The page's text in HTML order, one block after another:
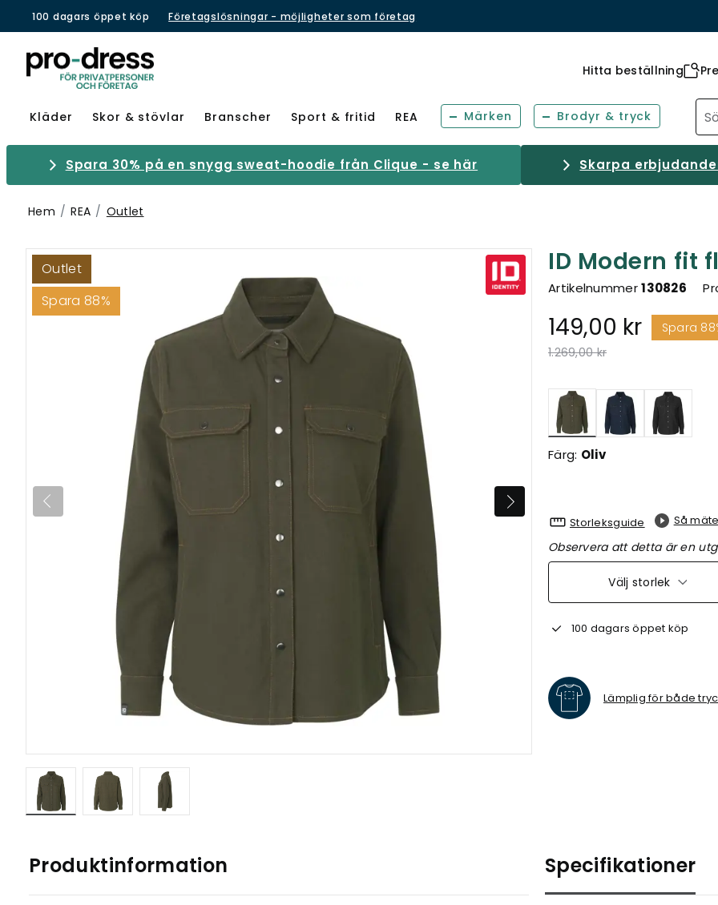
100 dagars öppet köp Företagslösningar - möjligheter som företag
Hitta beställning
Kläder Skor & stövlar Branscher Sport & fritid REA Märken Brodyr & tryck
Spara 30% på en snygg sweat-hoodie från Clique - se här Skarpa
Hem REA Outlet
Outlet
Spara 88%
ID Modern fit
Artikelnummer130826
149,00 kr
Spara
Pris nedsatt från
1.269,00 krtill
Valda
Färg: Oliv
Storleksguide Så
Observera att detta är en
Välj storlek
100 dagars öppet köp
Lämplig för både
Produktinformation Specifikationer